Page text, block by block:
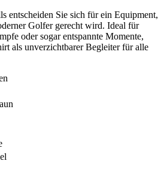
entscheiden Sie sich für ein Equipment,
Golfer gerecht wird. Ideal für
oder sogar entspannte Momente,
als unverzichtbarer Begleiter für alle